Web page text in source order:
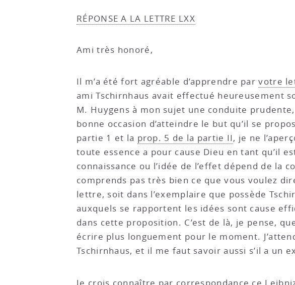
RÉPONSE A LA LETTRE LXX
Ami très honoré,
Il m’a été fort agréable d’apprendre parvotre
ami Tschirnhaus avait effectué heureusement
M. Huygens à mon sujet une conduite
bonne occasion d’atteindre le but qu’il se
partie 1 et la prop. 5 de la partie II, je ne
toute essence a pour cause Dieu en tant qu’il
connaissance ou l’idée de l’effet dépend de la
comprends pas très bien ce que vous voulez
lettre, soit dans l’exemplaire que possède
auxquels se rapportent les idées sont cause
dans cette proposition. C’est de là, je pense,
écrire plus longuement pour le moment.
Tschirnhaus, et il me faut savoir aussi s’il a un
Je crois connaître par correspondance ce